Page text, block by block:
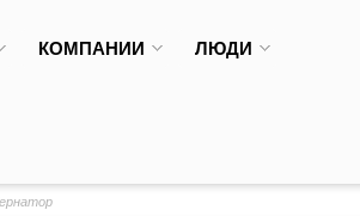
КОМПАНИИ ЛЮДИ